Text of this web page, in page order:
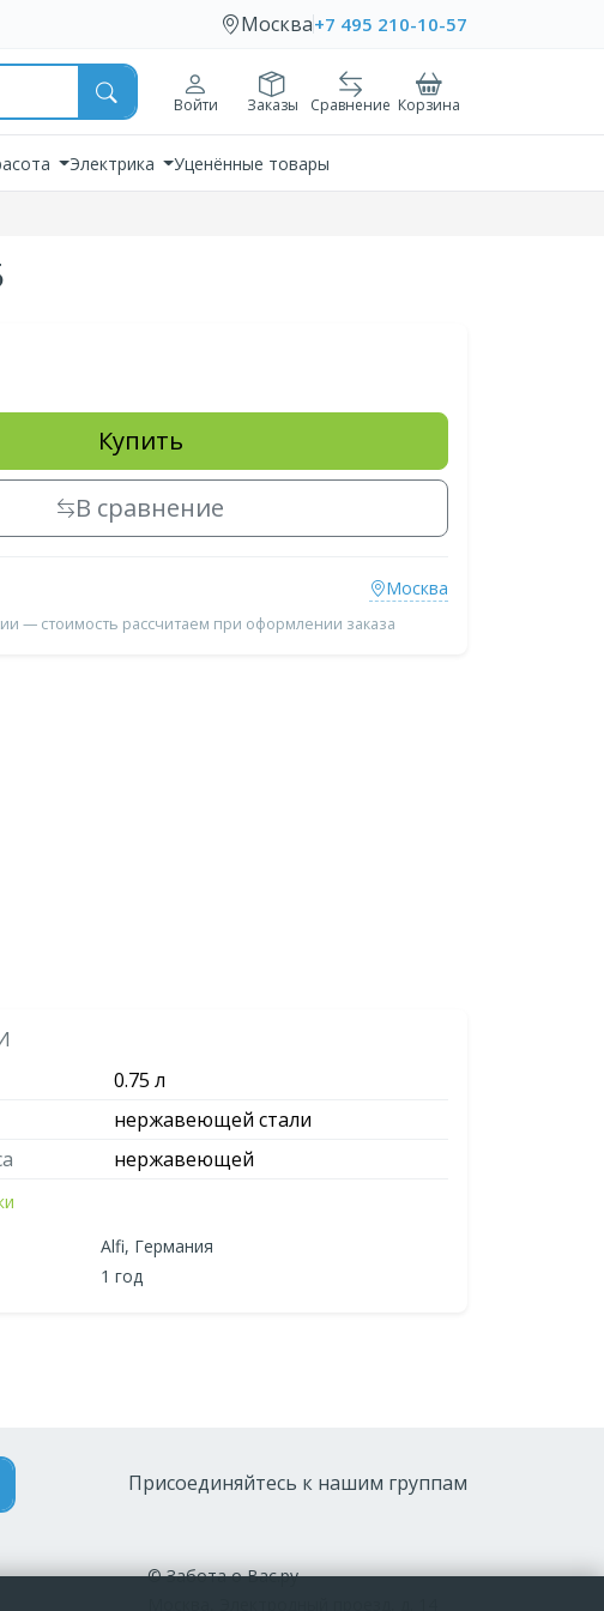
Москва+7 495 210-10-57
Войти Заказы Сравнение Корзина
Электрика Уценённые товары
Купить
В сравнение
Москва
— стоимость рассчитаем при оформлении заказа
0.75 л
нержавеющей стали
нержавеющей
Alfi, Германия
1 год
Присоединяйтесь к нашим группам
© Забота о Вас.ру